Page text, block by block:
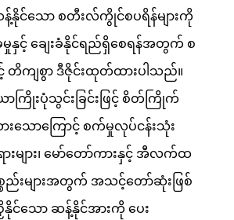
နိုင်သော စတီးလ်ကွိုင်စပရိန်များကို
နှင့် ချေးခံနိုင်ရည်ရှိစေရန်အတွက် စ
တိကျစွာ ဒီဇိုင်းထုတ်ထားပါသည်။
ာကြိုးပုံသွင်းခြင်းဖြင့် စိတ်ကြိုက်
းသောကြောင့် စက်မှုလုပ်ငန်းသုံး
းများ၊ မော်တော်ကားနှင့် အီလက်ထ
စည်းများအတွက် အသင့်တော်ဆုံးဖြစ်
ညှိနိုင်သော ဆန့်နိုင်အားကို ပေး